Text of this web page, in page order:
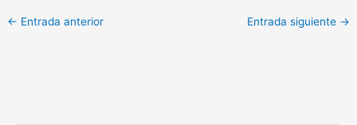
← Entrada anterior Entrada siguiente →